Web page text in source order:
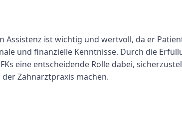
Assistenz ist wichtig und wertvoll, da er
und finanzielle Kenntnisse. Durch die
eine entscheidende Rolle dabei,
Zahnarztpraxis machen.